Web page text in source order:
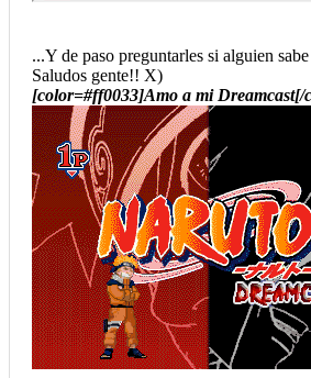
...Y de paso preguntarles si alguien
Saludos gente!! X)
[color=#ff0033]Amo a mi Dreamcast[/